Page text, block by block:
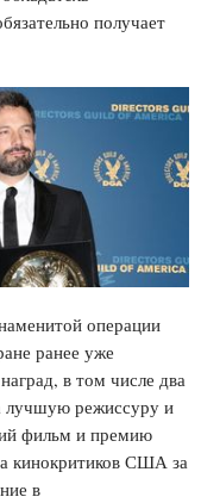
получает
операции
ранее уже
в том числе два
лучшую режиссуру и
фильм и премию
кинокритиков США за
в